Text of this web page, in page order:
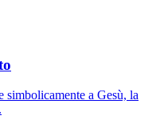
simbolicamente a Gesù, la